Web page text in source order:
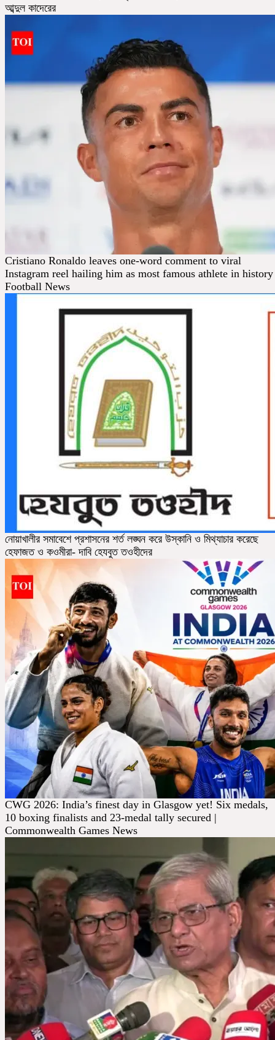
আব্দুল কাদেরের
Cristiano Ronaldo leaves one-word comment to viral
Instagram reel hailing him as most famous athlete in
Football News
নোয়াখালীর সমাবেশে প্রশাসনের শর্ত লঙ্ঘন করে উস্কানি ও মিথ্যাচার করেছে
হেফাজত ও কওমীরা- দাবি হেযবুত তওহীদের
CWG 2026: India’s finest day in Glasgow yet! Six medals,
10 boxing finalists and 23-medal tally secured |
Commonwealth Games News